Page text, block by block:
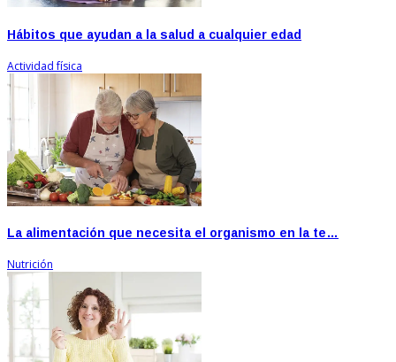
Hábitos que ayudan a la salud a cualquier edad
Actividad física
La alimentación que necesita el organismo en la te…
Nutrición